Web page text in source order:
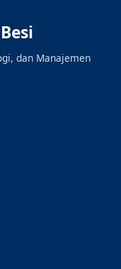
dan Manajemen